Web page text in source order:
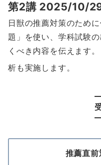
第2講 2025/10/
日獣の推薦対策のため
題」を使い、学科試験
くべき内容を伝えます
析も実施します。
推薦直